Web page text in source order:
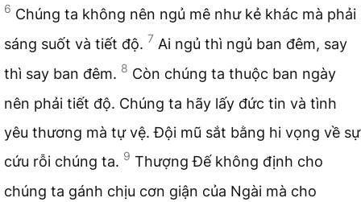
6 Chúng ta không nên ngủ mê như kẻ khác mà phải
sáng suốt và tiết độ. 7 Ai ngủ thì ngủ ban đêm, say
thì say ban đêm. 8 Còn chúng ta thuộc ban ngày
nên phải tiết độ. Chúng ta hãy lấy đức tin và tình
yêu thương mà tự vệ. Đội mũ sắt bằng hi vọng về sự
cứu rỗi chúng ta. 9 Thượng Đế không định cho
chúng ta gánh chịu cơn giận của Ngài mà cho